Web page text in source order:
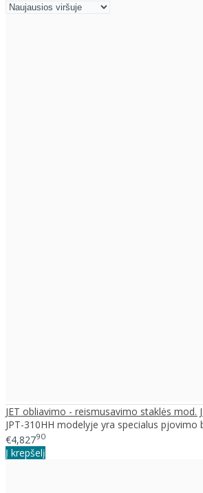
JET obliavimo - reismusavimo staklės mod.
JPT-310HH modelyje yra specialus
€4,82790
Į krepšelį